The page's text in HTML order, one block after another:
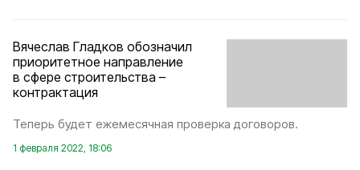
Вячеслав Гладков обозначил
приоритетное направление
в сфере строительства –
контрактация
Теперь будет ежемесячная проверка договоров.
1 февраля 2022, 18:06